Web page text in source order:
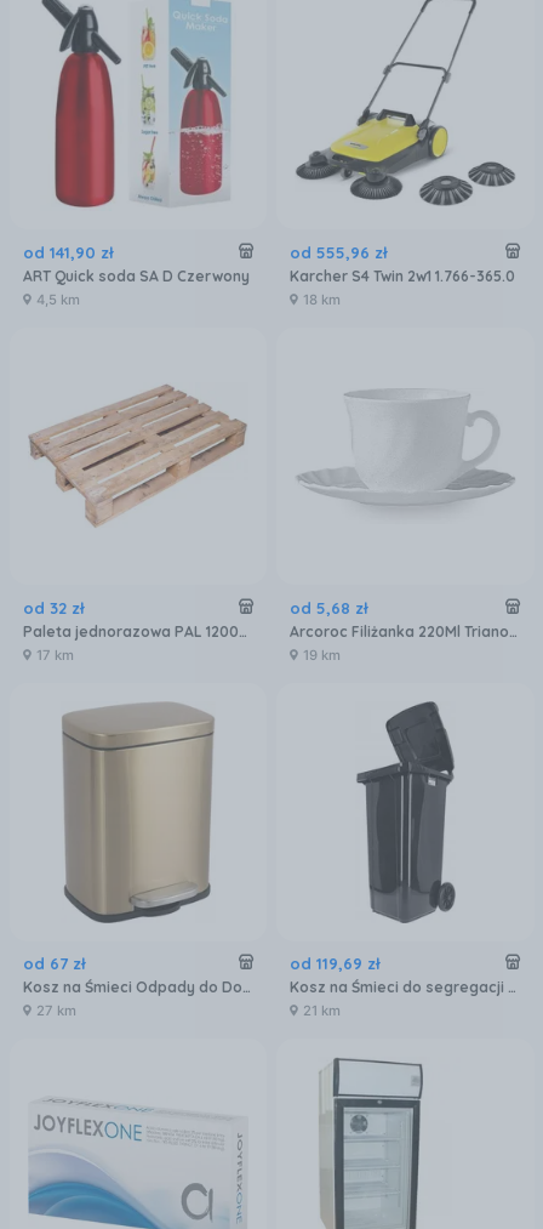
od 141,90 zł
ART Quick soda SA D Czerwony
4,5 km
od 555,96 zł
Karcher S4 Twin 2w1 1.766-365.0
18 km
od 32 zł
Paleta jednorazowa PAL 1200x800
17 km
od 5,68 zł
Arcoroc Filiżanka 220Ml Trianon D6921
19 km
od 67 zł
Kosz na Śmieci Odpady do Domu Kuchni ViO 5B1-REM z Pedałem Złoty 5L
27 km
od 119,69 zł
Kosz na Śmieci do segregacji Odpadów Kubeł odpady Mocny Śmietnik 120l
21 km